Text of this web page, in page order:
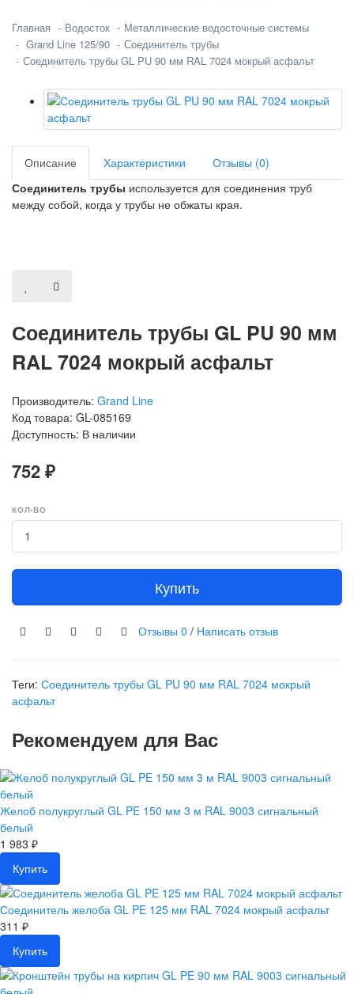
Главная Водосток
Металлические водосточные системы
Grand Line 125/90
Соединитель трубы
Соединитель трубы GL PU 90 мм RAL 7024 мокрый асфальт
Описание Характеристики
Отзывы (0)
Соединитель трубы используется для соединения труб
между собой, когда у трубы не обжаты края.
Соединитель трубы GL PU 90 мм
RAL 7024 мокрый асфальт
Производитель: Grand Line
Код товара: GL-085169
Доступность: В наличии
752 ₽
КОЛ-ВО
Купить
Отзывы 0 / Написать отзыв
Теги: Соединитель трубы GL PU 90 мм RAL 7024 мокрый
асфальт
Рекомендуем для Вас
Желоб полукруглый GL PE 150 мм 3 м RAL 9003 сигнальный
белый
1 983 ₽
Купить
Соединитель желоба GL PE 125 мм RAL 7024 мокрый асфальт
311 ₽
Купить